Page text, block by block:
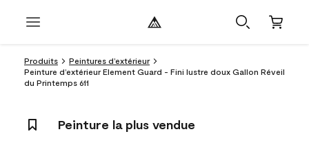
Produits
Peintures d’extérieur
Peinture d’extérieur Element Guard - Fini lustre doux Gallon Réveil
du Printemps 611
Peinture la plus vendue